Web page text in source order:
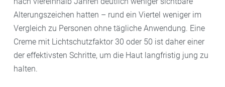
Alterungszeichen hatten – rund ein Viertel weniger im
Vergleich zu Personen ohne tägliche Anwendung. Eine
Creme mit Lichtschutzfaktor 30 oder 50 ist daher einer
der effektivsten Schritte, um die Haut langfristig jung zu
halten.